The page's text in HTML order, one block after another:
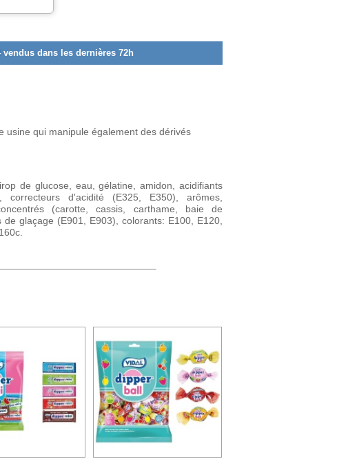
vendus dans les dernières 72h
usine qui manipule également des dérivés
de glucose, eau, gélatine, amidon, acidifiants
correcteurs d'acidité (E325, E350), arômes,
(carotte, cassis, carthame, baie de
glaçage (E901, E903), colorants: E100, E120,